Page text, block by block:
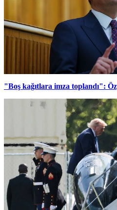
"Boş kağıtlara imza toplandı":